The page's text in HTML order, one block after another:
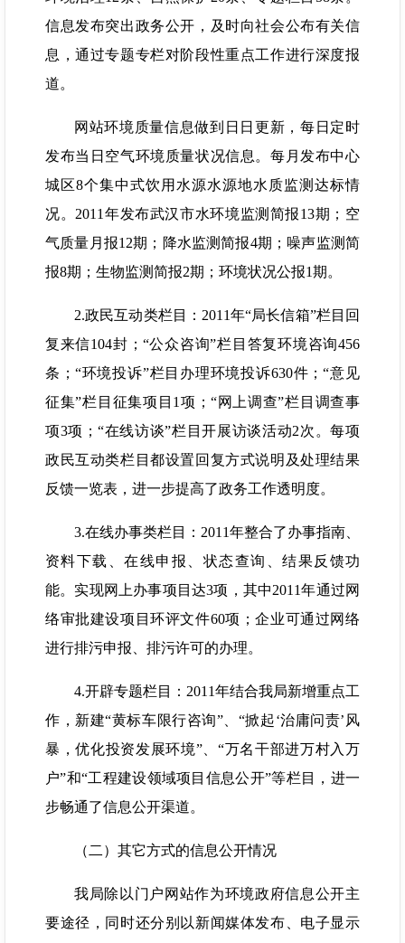
信息发布突出政务公开，及时向社会公布有关信
息，通过专题专栏对阶段性重点工作进行深度报
道。
网站环境质量信息做到日日更新，每日定时
发布当日空气环境质量状况信息。每月发布中心
城区8个集中式饮用水源水源地水质监测达标情
况。2011年发布武汉市水环境监测简报13期；空
气质量月报12期；降水监测简报4期；噪声监测简
报8期；生物监测简报2期；环境状况公报1期。
2.政民互动类栏目：2011年“局长信箱”栏目回
复来信104封；“公众咨询”栏目答复环境咨询456
条；“环境投诉”栏目办理环境投诉630件；“意见
征集”栏目征集项目1项；“网上调查”栏目调查事
项3项；“在线访谈”栏目开展访谈活动2次。每项
政民互动类栏目都设置回复方式说明及处理结果
反馈一览表，进一步提高了政务工作透明度。
3.在线办事类栏目：2011年整合了办事指南、
资料下载、在线申报、状态查询、结果反馈功
能。实现网上办事项目达3项，其中2011年通过网
络审批建设项目环评文件60项；企业可通过网络
进行排污申报、排污许可的办理。
4.开辟专题栏目：2011年结合我局新增重点工
作，新建“黄标车限行咨询”、“掀起‘治庸问责’风
暴，优化投资发展环境”、“万名干部进万村入万
户”和“工程建设领域项目信息公开”等栏目，进一
步畅通了信息公开渠道。
（二）其它方式的信息公开情况
我局除以门户网站作为环境政府信息公开主
要途径，同时还分别以新闻媒体发布、电子显示